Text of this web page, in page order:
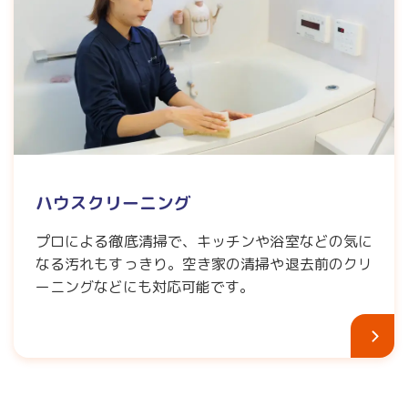
ハウスクリーニング
プロによる徹底清掃で、キッチンや浴室などの気に
なる汚れもすっきり。空き家の清掃や退去前のクリ
ーニングなどにも対応可能です。